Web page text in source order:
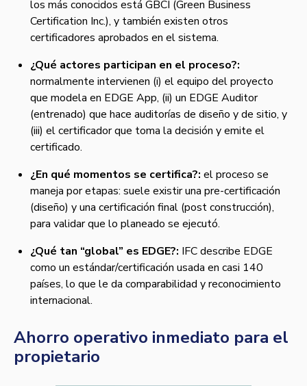
los más conocidos está GBCI (Green Business
Certification Inc.), y también existen otros
certificadores aprobados en el sistema.
¿Qué actores participan en el proceso?:
normalmente intervienen (i) el equipo del proyecto
que modela en EDGE App, (ii) un EDGE Auditor
(entrenado) que hace auditorías de diseño y de sitio, y
(iii) el certificador que toma la decisión y emite el
certificado.
¿En qué momentos se certifica?: el proceso se
maneja por etapas: suele existir una pre-certificación
(diseño) y una certificación final (post construcción),
para validar que lo planeado se ejecutó.
¿Qué tan “global” es EDGE?: IFC describe EDGE
como un estándar/certificación usada en casi 140
países, lo que le da comparabilidad y reconocimiento
internacional.
Ahorro operativo inmediato para el
propietario